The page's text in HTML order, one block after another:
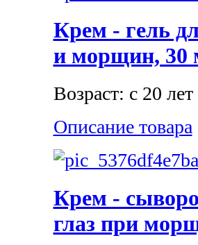
Крем - гель
и морщин, 30
Возраст: c 20
Описание товара
Крем -
глаз при